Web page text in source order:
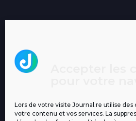
Lors de votre visite Journal.re utilise
votre contenu et vos services. La